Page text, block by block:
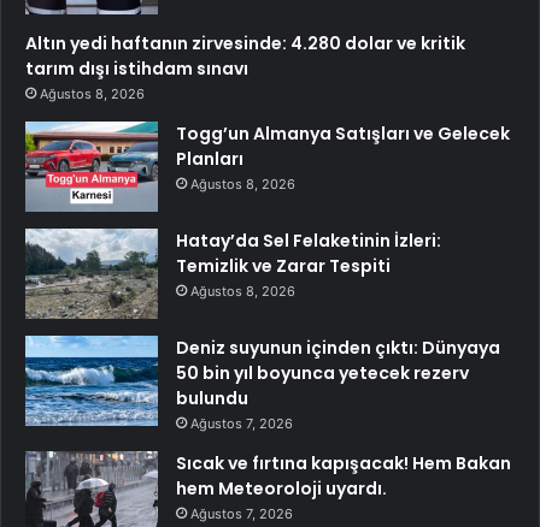
Altın yedi haftanın zirvesinde: 4.280 dolar ve kritik
tarım dışı istihdam sınavı
Ağustos 8, 2026
Togg’un Almanya Satışları ve Gelecek
Planları
Ağustos 8, 2026
Hatay’da Sel Felaketinin İzleri:
Temizlik ve Zarar Tespiti
Ağustos 8, 2026
Deniz suyunun içinden çıktı: Dünyaya
50 bin yıl boyunca yetecek rezerv
bulundu
Ağustos 7, 2026
Sıcak ve fırtına kapışacak! Hem Bakan
hem Meteoroloji uyardı.
Ağustos 7, 2026